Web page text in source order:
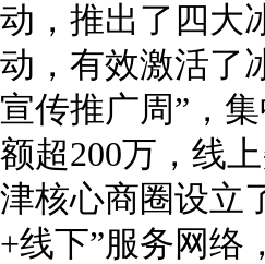
动，推出了四大
动，有效激活了
宣传推广周”，
额超200万，线
津核心商圈设立
+线下”服务网络